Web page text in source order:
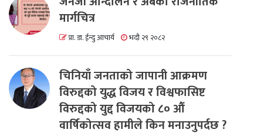
मार्गचित्र
प्रा. डा. ईन्दु आचार्य भदौ २९ २०८२
चिनियाँ जनताको जापानी आक्रमण
विरुद्दको युद्ध विजय र विश्वफासिष्ट
विरुद्दको युद्द विजयको ८० औं
वार्षिकोत्सव हामीले किन मनाउनुपर्दछ ?